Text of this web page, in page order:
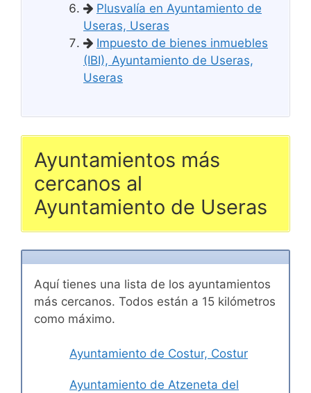
Plusvalía en Ayuntamiento de
Useras, Useras
Impuesto de bienes inmuebles
(IBI), Ayuntamiento de Useras,
Useras
Ayuntamientos más
cercanos al
Ayuntamiento de Useras
Aquí tienes una lista de los ayuntamientos
más cercanos. Todos están a 15 kilómetros
como máximo.
Ayuntamiento de Costur, Costur
Ayuntamiento de Atzeneta del